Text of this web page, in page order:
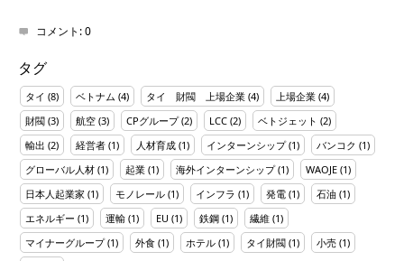
コメント:0
タグ
タイ (8) ベトナム (4) タイ 財閥 上場企業 (4) 上場企業 (4)
財閥 (3) 航空 (3) CPグループ(2) LCC (2) ベトジェット (2)
輸出 (2) 経営者 (1) 人材育成 (1) インターンシップ(1) バンコク (1)
グローバル人材 (1) 起業 (1) 海外インターンシップ(1) WAOJE (1)
日本人起業家 (1) モノレール (1) インフラ (1) 発電 (1) 石油 (1)
エネルギー (1) 運輸 (1) EU (1) 鉄鋼 (1) 繊維 (1)
マイナーグループ(1) 外食 (1) ホテル (1) タイ財閥 (1) 小売 (1)